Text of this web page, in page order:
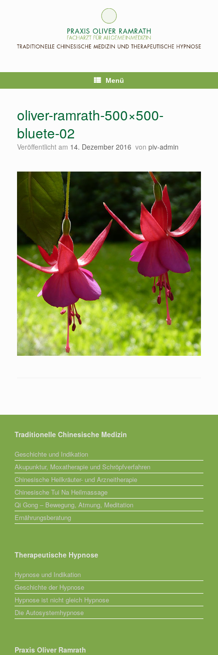
Menü
oliver-ramrath-500×500-
bluete-02
Veröffentlicht am 14. Dezember 2016 von piv-admin
Traditionelle Chinesische Medizin
Geschichte und Indikation
Akupunktur, Moxatherapie und Schröpfverfahren
Chinesische Heilkräuter- und Arzneitherapie
Chinesische Tui Na Heilmassage
Qi Gong – Bewegung, Atmung, Meditation
Ernährungsberatung
Therapeutische Hypnose
Hypnose und Indikation
Geschichte der Hypnose
Hypnose ist nicht gleich Hypnose
Die Autosystemhypnose
Praxis Oliver Ramrath